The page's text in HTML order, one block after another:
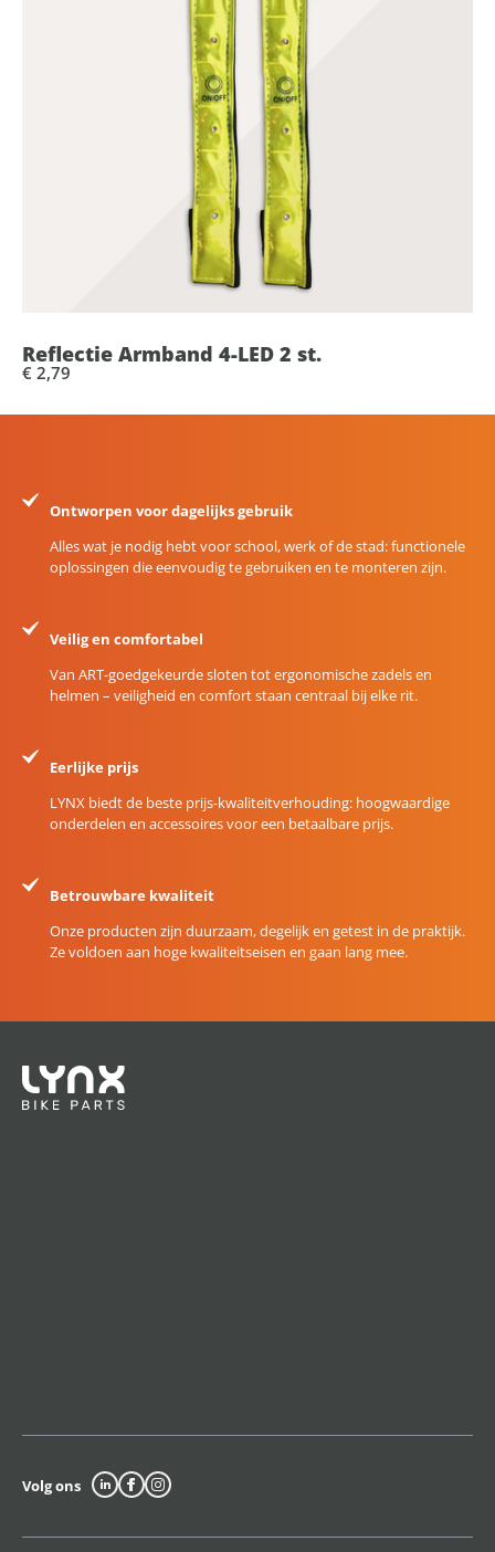
Reflectie Armband 4-LED 2 st.
€ 2,79
Ontworpen voor dagelijks gebruik
Alles wat je nodig hebt voor school, werk of de stad: functionele
oplossingen die eenvoudig te gebruiken en te monteren zijn.
Veilig en comfortabel
Van ART-goedgekeurde sloten tot ergonomische zadels en
helmen – veiligheid en comfort staan centraal bij elke rit.
Eerlijke prijs
LYNX biedt de beste prijs-kwaliteitverhouding: hoogwaardige
onderdelen en accessoires voor een betaalbare prijs.
Betrouwbare kwaliteit
Onze producten zijn duurzaam, degelijk en getest in de praktijk.
Ze voldoen aan hoge kwaliteitseisen en gaan lang mee.
Volg ons